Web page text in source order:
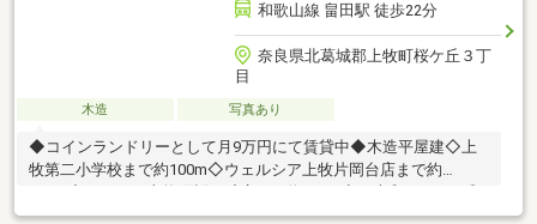
和歌山線 畠田駅 徒歩22分
奈良県北葛城郡上牧町桜ケ丘３丁
目
木造 写真あり
◆コインランドリーとして月9万円にて賃貸中◆木造平屋建◇上
牧第二小学校まで約100m◇ウェルシア上牧片岡台店まで約
便局まで約210ｍ